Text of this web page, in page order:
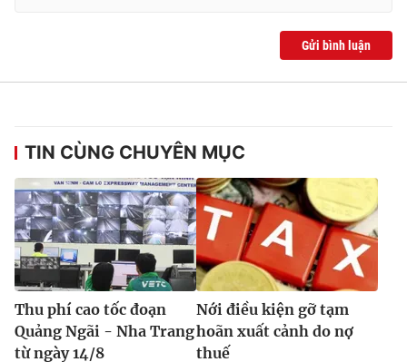
Gửi bình luận
TIN CÙNG CHUYÊN MỤC
Thu phí cao tốc đoạn
Quảng Ngãi - Nha Trang
từ ngày 14/8
Nới điều kiện gỡ tạm
hoãn xuất cảnh do nợ
thuế